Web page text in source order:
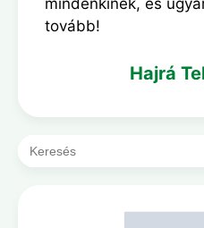
tovább!
Hajrá
for: